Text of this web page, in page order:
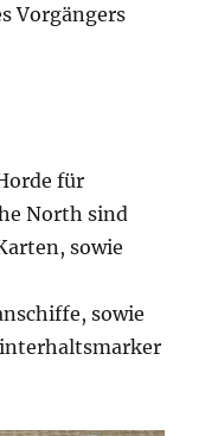
Vorgängers
für
North sind
sowie
sowie